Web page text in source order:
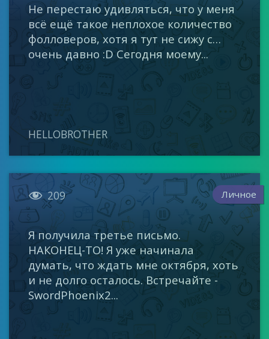
Не перестаю удивляться, что у меня
всё ещё такое неплохое количество
фолловеров, хотя я тут не сижу с…
очень давно :D Сегодня моему...
HELLOBROTHER
 209 Личное
Я получила третье письмо.
НАКОНЕЦ-ТО! Я уже начинала
думать, что ждать мне октября, хоть
и не долго осталось. Встречайте -
SwordPhoenix2...